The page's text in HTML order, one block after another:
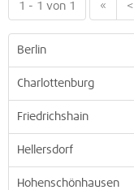
1 - 1 von 1 « <
Berlin
Charlottenburg
Friedrichshain
Hellersdorf
Hohenschönhausen